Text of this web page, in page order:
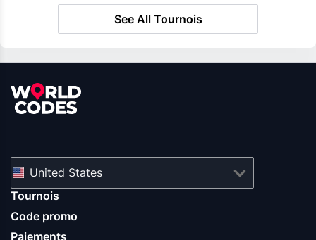
See All Tournois
United States
Tournois
Code promo
Paiements